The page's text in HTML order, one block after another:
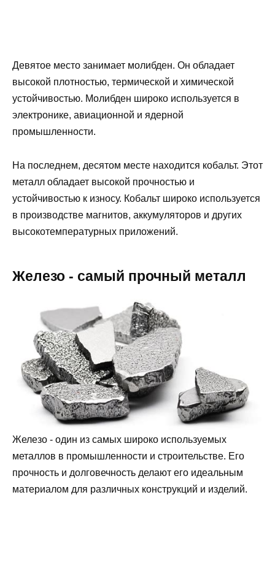
Девятое место занимает молибден. Он обладает
высокой плотностью, термической и химической
устойчивостью. Молибден широко используется в
электронике, авиационной и ядерной
промышленности.
На последнем, десятом месте находится кобальт. Этот
металл обладает высокой прочностью и
устойчивостью к износу. Кобальт широко используется
в производстве магнитов, аккумуляторов и других
высокотемпературных приложений.
Железо - самый прочный металл
Железо - один из самых широко используемых
металлов в промышленности и строительстве. Его
прочность и долговечность делают его идеальным
материалом для различных конструкций и изделий.